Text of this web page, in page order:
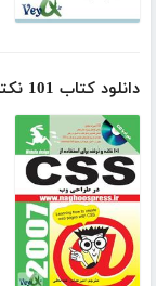
دانلود کتاب 101 نکته و ترفند CSS در طراحی وب